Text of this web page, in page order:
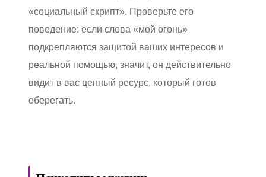
«социальный скрипт». Проверьте его
поведение: если слова «мой огонь»
подкрепляются защитой ваших интересов и
реальной помощью, значит, он действительно
видит в вас ценный ресурс, который готов
оберегать.